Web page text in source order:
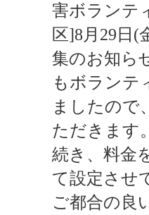
害ボランテ
区]8月29日(
集のお知ら
もボランテ
ましたので
ただきます
続き、料金
て設定させ
ご都合の良